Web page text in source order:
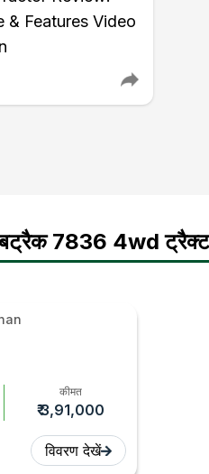
& Features Video
7836 4wd
कीमत
₹ 3,91,000
विवरण देखें